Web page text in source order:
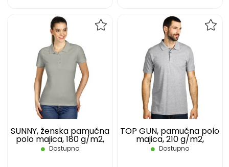
SUNNY, ženska pamučna
polo majica, 180 g/m2,
siva, L
Dostupno
TOP GUN, pamučna polo
majica, 210 g/m2,
pepeljasta, L
Dostupno